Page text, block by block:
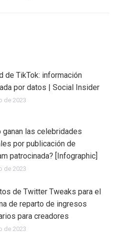
de TikTok: información
por datos | Social Insider
de 2023
ganan las celebridades
por publicación de
patrocinada? [Infographic]
de 2023
de Twitter Tweaks para el
de reparto de ingresos
para creadores
de 2023